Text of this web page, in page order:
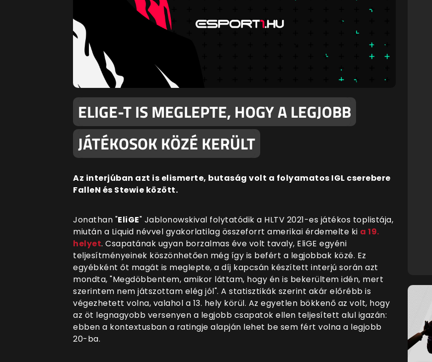
ELIGE-T IS MEGLEPTE, HOGY A LEGJOBB
JÁTÉKOSOK KÖZÉ KERÜLT
Az interjúban azt is elismerte, butaság volt a folyamatos IGL cserebere
FalleN és Stewie között.
Jonathan "EliGE" Jablonowskival folytatódik a HLTV 2021-es játékos toplistája,
miután a Liquid névvel gyakorlatilag összeforrt amerikai érdemelte ki a 19.
helyet. Csapatának ugyan borzalmas éve volt tavaly, EliGE egyéni
teljesítményeinek köszönhetően még így is befért a legjobbak közé. Ez
egyébként őt magát is meglepte, a díj kapcsán készített interjú során azt
mondta, "Megdöbbentem, amikor láttam, hogy én is bekerültem idén, mert
szerintem nem játszottam elég jól". A statisztikák szerint akár előrébb is
végezhetett volna, valahol a 13. hely körül. Az egyetlen bökkenő az volt, hogy
az öt legnagyobb versenyen a legjobb csapatok ellen teljesített alul igazán:
ebben a kontextusban a ratingje alapján lehet be sem fért volna a legjobb
20-ba.